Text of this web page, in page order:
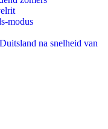
modus
na snelheid van